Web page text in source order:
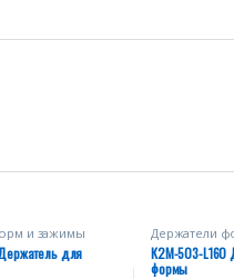
и зажимы
для
Держатели
К2М-503-L160
формы